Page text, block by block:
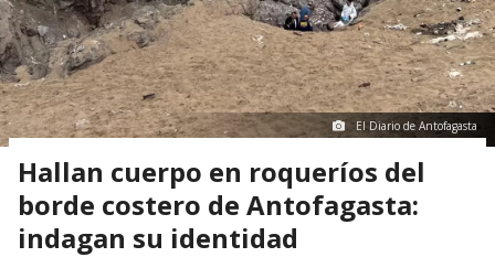
El Diario de Antofagasta
Hallan cuerpo en roqueríos del
borde costero de Antofagasta:
indagan su identidad